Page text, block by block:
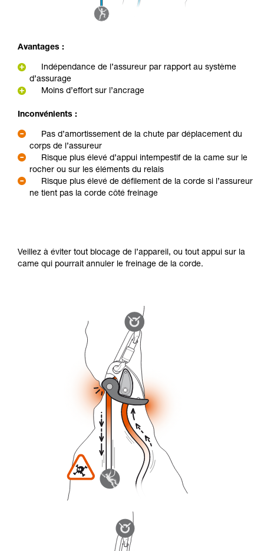
Avantages :
Indépendance de l’assureur par rapport au système
d’assurage
Moins d’effort sur l’ancrage
Inconvénients :
Pas d’amortissement de la chute par déplacement du
corps de l’assureur
Risque plus élevé d’appui intempestif de la came sur le
rocher ou sur les éléments du relais
Risque plus élevé de défilement de la corde si l’assureur
ne tient pas la corde côté freinage
Veillez à éviter tout blocage de l’appareil, ou tout appui sur la
came qui pourrait annuler le freinage de la corde.